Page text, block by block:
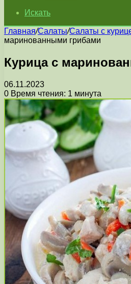
Искать
Главная/Салаты/Салаты с
маринованными грибами
Курица с
06.11.2023
0 Время чтения: 1 минута